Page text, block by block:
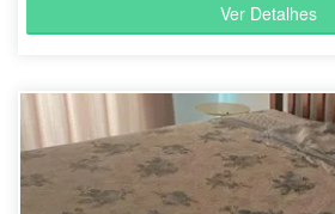
Ver Detalhes